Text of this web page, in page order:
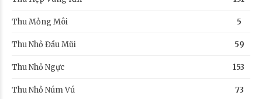
Thu Mỏng Môi 5
Thu Nhỏ Đầu Mũi 59
Thu Nhỏ Ngực 153
Thu Nhỏ Núm Vú 73